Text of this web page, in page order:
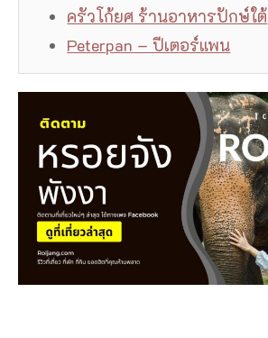
ครัวโก้ยศ ร้านอาหารปักษ์ใต้
Peterpan – ปีเตอร์แพน